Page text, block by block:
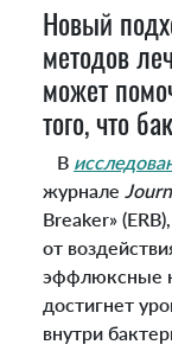
Новый
методов
может
того, что
В
журнале
Breaker»
от
эффлюксные
достигнет
внутри